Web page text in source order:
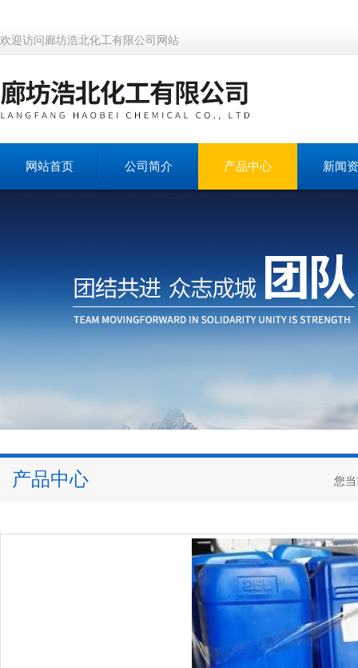
欢迎访问廊坊浩北化工有限公司网站
网站首页 公司简介 产品中心 新闻
产品中心 您